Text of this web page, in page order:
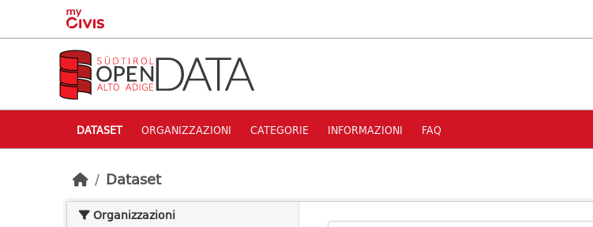
Skip to main content
DATASET ORGANIZZAZIONI CATEGORIE INFORMAZIONI FAQ
Dataset
Organizzazioni